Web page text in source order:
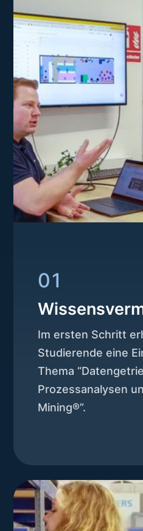
01
Im ersten Schritt
Studierende eine
Thema
Prozessanalysen
Mining®”.